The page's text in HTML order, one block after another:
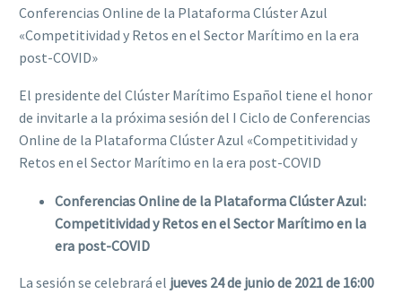
Conferencias Online de la Plataforma Clúster Azul
«Competitividad y Retos en el Sector Marítimo en la era
post-COVID»
El presidente del Clúster Marítimo Español tiene el honor
de invitarle a la próxima sesión del I Ciclo de Conferencias
Online de la Plataforma Clúster Azul «Competitividad y
Retos en el Sector Marítimo en la era post-COVID
Conferencias Online de la Plataforma Clúster Azul:
Competitividad y Retos en el Sector Marítimo en la
era post-COVID
La sesión se celebrará el jueves 24 de junio de 2021 de 16:00